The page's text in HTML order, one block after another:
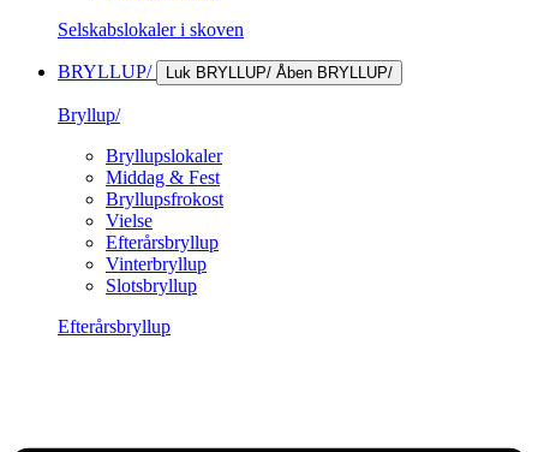
Selskabslokaler i skoven
BRYLLUP/ Luk BRYLLUP/ Åben BRYLLUP/
Bryllup/
Bryllupslokaler
Middag & Fest
Bryllupsfrokost
Vielse
Efterårsbryllup
Vinterbryllup
Slotsbryllup
Efterårsbryllup